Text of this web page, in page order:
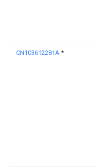
CN103612281A *